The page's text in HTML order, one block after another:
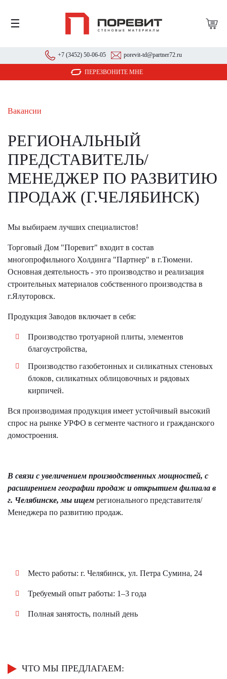
☰
+7 (3452) 50-06-05 porevit-td@partner72.ru
ПЕРЕЗВОНИТЕ МНЕ
Вакансии
РЕГИОНАЛЬНЫЙ
ПРЕДСТАВИТЕЛЬ/
МЕНЕДЖЕР ПО РАЗВИТИЮ
ПРОДАЖ (Г.ЧЕЛЯБИНСК)
Мы выбираем лучших специалистов!
Торговый Дом "Поревит" входит в состав
многопрофильного Холдинга "Партнер" в г.Тюмени.
Основная деятельность - это производство и реализация
строительных материалов собственного производства в
г.Ялуторовск.
Продукция Заводов включает в себя:
Производство тротуарной плиты, элементов
благоустройства,
Производство газобетонных и силикатных стеновых
блоков, силикатных облицовочных и рядовых
кирпичей.
Вся производимая продукция имеет устойчивый высокий
спрос на рынке УРФО в сегменте частного и гражданского
домостроения.
В связи с увеличением производственных мощностей, с
расширением географии продаж и открытием филиала в
г. Челябинске, мы ищем регионального представителя/
Менеджера по развитию продаж.
Место работы: г. Челябинск, ул. Петра Сумина, 24
Требуемый опыт работы: 1–3 года
Полная занятость, полный день
ЧТО МЫ ПРЕДЛАГАЕМ: